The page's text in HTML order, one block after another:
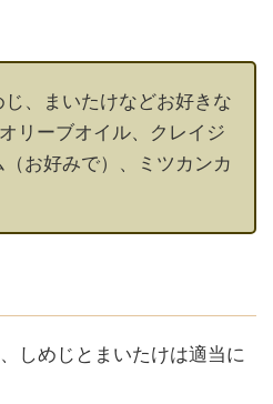
、まいたけなどお好きな
リーブオイル、クレイジ
お好みで）、ミツカンカ
しめじとまいたけは適当に